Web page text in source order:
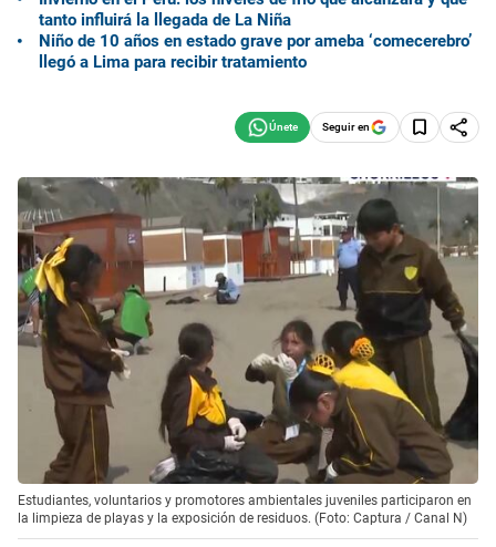
tanto influirá la llegada de La Niña
Niño de 10 años en estado grave por ameba ‘comecerebro’
llegó a Lima para recibir tratamiento
Seguir en
Estudiantes, voluntarios y promotores ambientales juveniles participaron en
la limpieza de playas y la exposición de residuos. (Foto: Captura / Canal N)